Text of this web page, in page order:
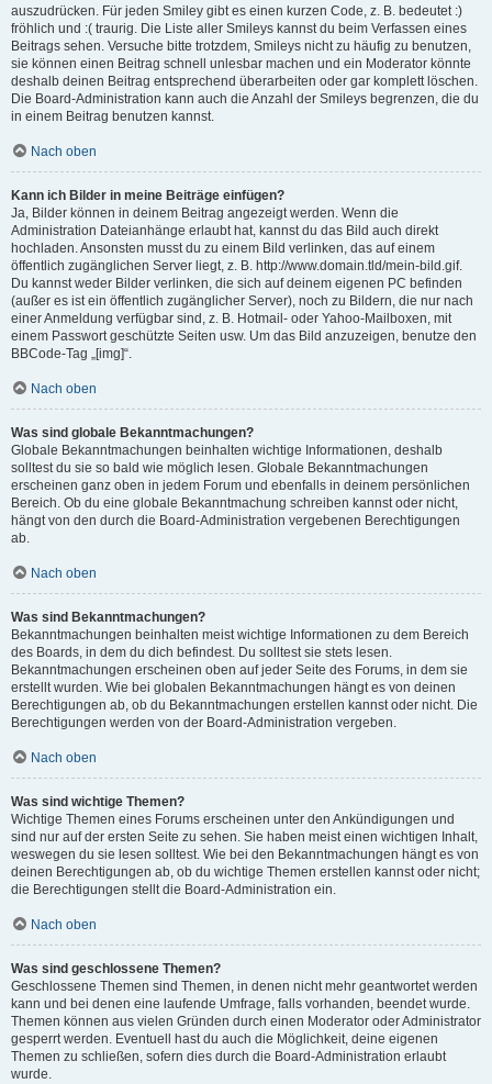
auszudrücken. Für jeden Smiley gibt es einen kurzen Code, z. B. bedeutet :)
fröhlich und :( traurig. Die Liste aller Smileys kannst du beim Verfassen eines
Beitrags sehen. Versuche bitte trotzdem, Smileys nicht zu häufig zu benutzen,
sie können einen Beitrag schnell unlesbar machen und ein Moderator könnte
deshalb deinen Beitrag entsprechend überarbeiten oder gar komplett löschen.
Die Board-Administration kann auch die Anzahl der Smileys begrenzen, die du
in einem Beitrag benutzen kannst.
Nach oben
Kann ich Bilder in meine Beiträge einfügen?
Ja, Bilder können in deinem Beitrag angezeigt werden. Wenn die
Administration Dateianhänge erlaubt hat, kannst du das Bild auch direkt
hochladen. Ansonsten musst du zu einem Bild verlinken, das auf einem
öffentlich zugänglichen Server liegt, z. B. http://www.domain.tld/mein-bild.gif.
Du kannst weder Bilder verlinken, die sich auf deinem eigenen PC befinden
(außer es ist ein öffentlich zugänglicher Server), noch zu Bildern, die nur nach
einer Anmeldung verfügbar sind, z. B. Hotmail- oder Yahoo-Mailboxen, mit
einem Passwort geschützte Seiten usw. Um das Bild anzuzeigen, benutze den
BBCode-Tag „[img]“.
Nach oben
Was sind globale Bekanntmachungen?
Globale Bekanntmachungen beinhalten wichtige Informationen, deshalb
solltest du sie so bald wie möglich lesen. Globale Bekanntmachungen
erscheinen ganz oben in jedem Forum und ebenfalls in deinem persönlichen
Bereich. Ob du eine globale Bekanntmachung schreiben kannst oder nicht,
hängt von den durch die Board-Administration vergebenen Berechtigungen
ab.
Nach oben
Was sind Bekanntmachungen?
Bekanntmachungen beinhalten meist wichtige Informationen zu dem Bereich
des Boards, in dem du dich befindest. Du solltest sie stets lesen.
Bekanntmachungen erscheinen oben auf jeder Seite des Forums, in dem sie
erstellt wurden. Wie bei globalen Bekanntmachungen hängt es von deinen
Berechtigungen ab, ob du Bekanntmachungen erstellen kannst oder nicht. Die
Berechtigungen werden von der Board-Administration vergeben.
Nach oben
Was sind wichtige Themen?
Wichtige Themen eines Forums erscheinen unter den Ankündigungen und
sind nur auf der ersten Seite zu sehen. Sie haben meist einen wichtigen Inhalt,
weswegen du sie lesen solltest. Wie bei den Bekanntmachungen hängt es von
deinen Berechtigungen ab, ob du wichtige Themen erstellen kannst oder nicht;
die Berechtigungen stellt die Board-Administration ein.
Nach oben
Was sind geschlossene Themen?
Geschlossene Themen sind Themen, in denen nicht mehr geantwortet werden
kann und bei denen eine laufende Umfrage, falls vorhanden, beendet wurde.
Themen können aus vielen Gründen durch einen Moderator oder Administrator
gesperrt werden. Eventuell hast du auch die Möglichkeit, deine eigenen
Themen zu schließen, sofern dies durch die Board-Administration erlaubt
wurde.